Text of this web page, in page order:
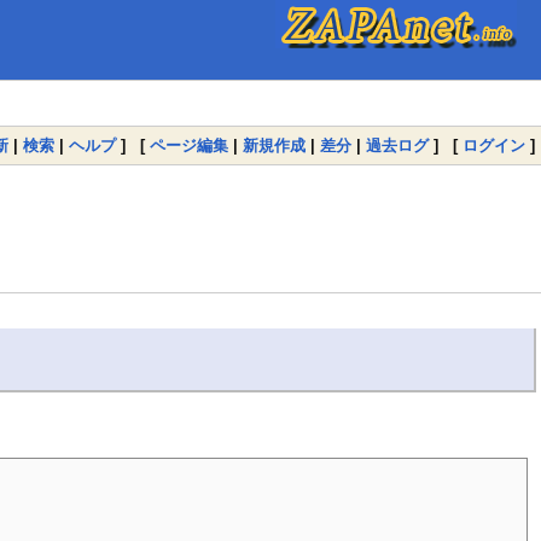
| 検索 | ヘルプ] [ ページ編集 | 新規作成 | 差分 | 過去ログ] [ ログイン ]